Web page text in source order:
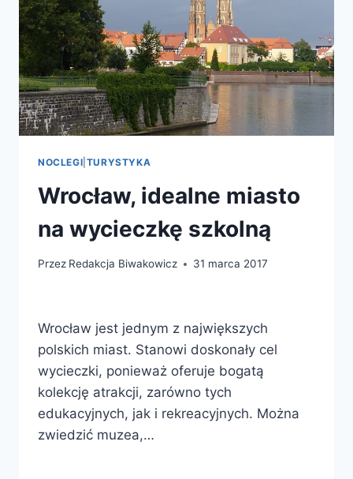
NOCLEGI TURYSTYKA
Wrocław, idealne miasto
na wycieczkę szkolną
Przez Redakcja Biwakowicz 31 marca 2017
Wrocław jest jednym z największych
polskich miast. Stanowi doskonały cel
wycieczki, ponieważ oferuje bogatą
kolekcję atrakcji, zarówno tych
edukacyjnych, jak i rekreacyjnych. Można
zwiedzić muzea,…